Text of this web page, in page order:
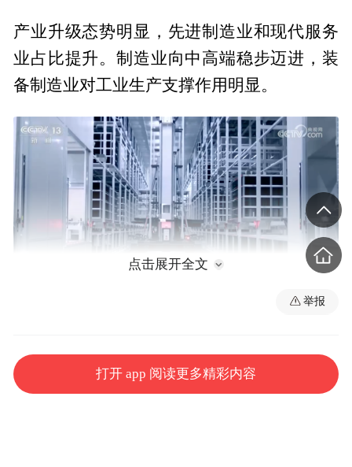
产业升级态势明显，先进制造业和现代服务
业占比提升。制造业向中高端稳步迈进，装
备制造业对工业生产支撑作用明显。
点击展开全文
举报
打开 app 阅读更多精彩内容